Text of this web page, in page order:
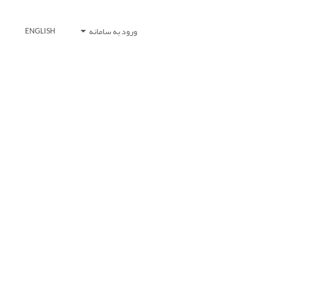
ورود به سامانه ENGLISH